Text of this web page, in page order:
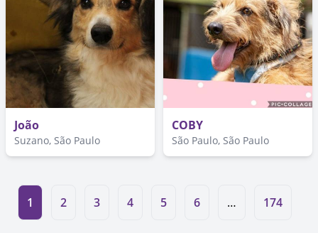
João
Suzano, São Paulo
COBY
São Paulo, São Paulo
1 2 3 4 5 6 … 174